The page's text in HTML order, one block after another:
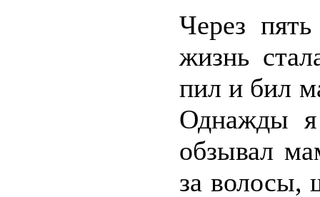
Через
жизнь
пил и бил
Однажды
обзывал
за волосы,